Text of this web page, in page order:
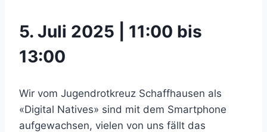
5. Juli 2025 | 11:00 bis
13:00
Wir vom Jugendrotkreuz Schaffhausen als
«Digital Natives» sind mit dem Smartphone
aufgewachsen, vielen von uns fällt das